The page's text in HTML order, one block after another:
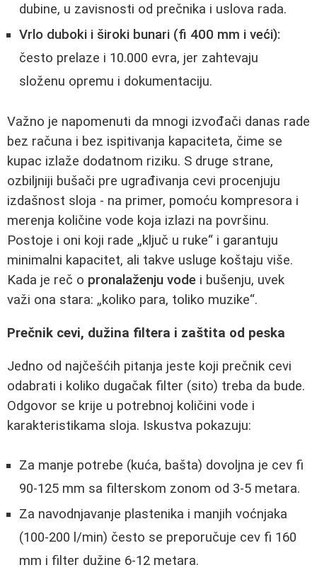
dubine, u zavisnosti od prečnika i uslova rada.
Vrlo duboki i široki bunari (fi 400 mm i veći):
često prelaze i 10.000 evra, jer zahtevaju
složenu opremu i dokumentaciju.
Važno je napomenuti da mnogi izvođači danas rade
bez računa i bez ispitivanja kapaciteta, čime se
kupac izlaže dodatnom riziku. S druge strane,
ozbiljniji bušači pre ugrađivanja cevi procenjuju
izdašnost sloja - na primer, pomoću kompresora i
merenja količine vode koja izlazi na površinu.
Postoje i oni koji rade „ključ u ruke“ i garantuju
minimalni kapacitet, ali takve usluge koštaju više.
Kada je reč o pronalaženju vode i bušenju, uvek
važi ona stara: „koliko para, toliko muzike“.
Prečnik cevi, dužina filtera i zaštita od peska
Jedno od najčešćih pitanja jeste koji prečnik cevi
odabrati i koliko dugačak filter (sito) treba da bude.
Odgovor se krije u potrebnoj količini vode i
karakteristikama sloja. Iskustva pokazuju:
Za manje potrebe (kuća, bašta) dovoljna je cev fi
90-125 mm sa filterskom zonom od 3-5 metara.
Za navodnjavanje plastenika i manjih voćnjaka
(100-200 l/min) često se preporučuje cev fi 160
mm i filter dužine 6-12 metara.